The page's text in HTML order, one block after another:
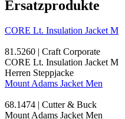
Ersatzprodukte
CORE Lt. Insulation Jacket M
81.5260 | Craft Corporate
CORE Lt. Insulation Jacket M
Herren Steppjacke
Mount Adams Jacket Men
68.1474 | Cutter & Buck
Mount Adams Jacket Men